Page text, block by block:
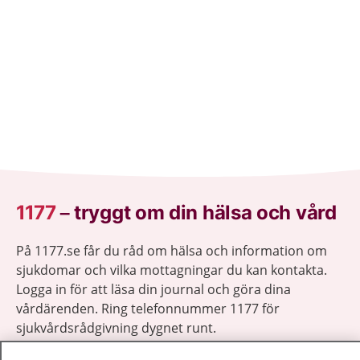
1177–tryggt om din hälsa och vård
På 1177.se får du råd om hälsa och information om
sjukdomar och vilka mottagningar du kan kontakta.
Logga in för att läsa din journal och göra dina
vårdärenden. Ring telefonnummer 1177 för
sjukvårdsrådgivning dygnet runt.
1177 ger dig råd när du vill må bättre.